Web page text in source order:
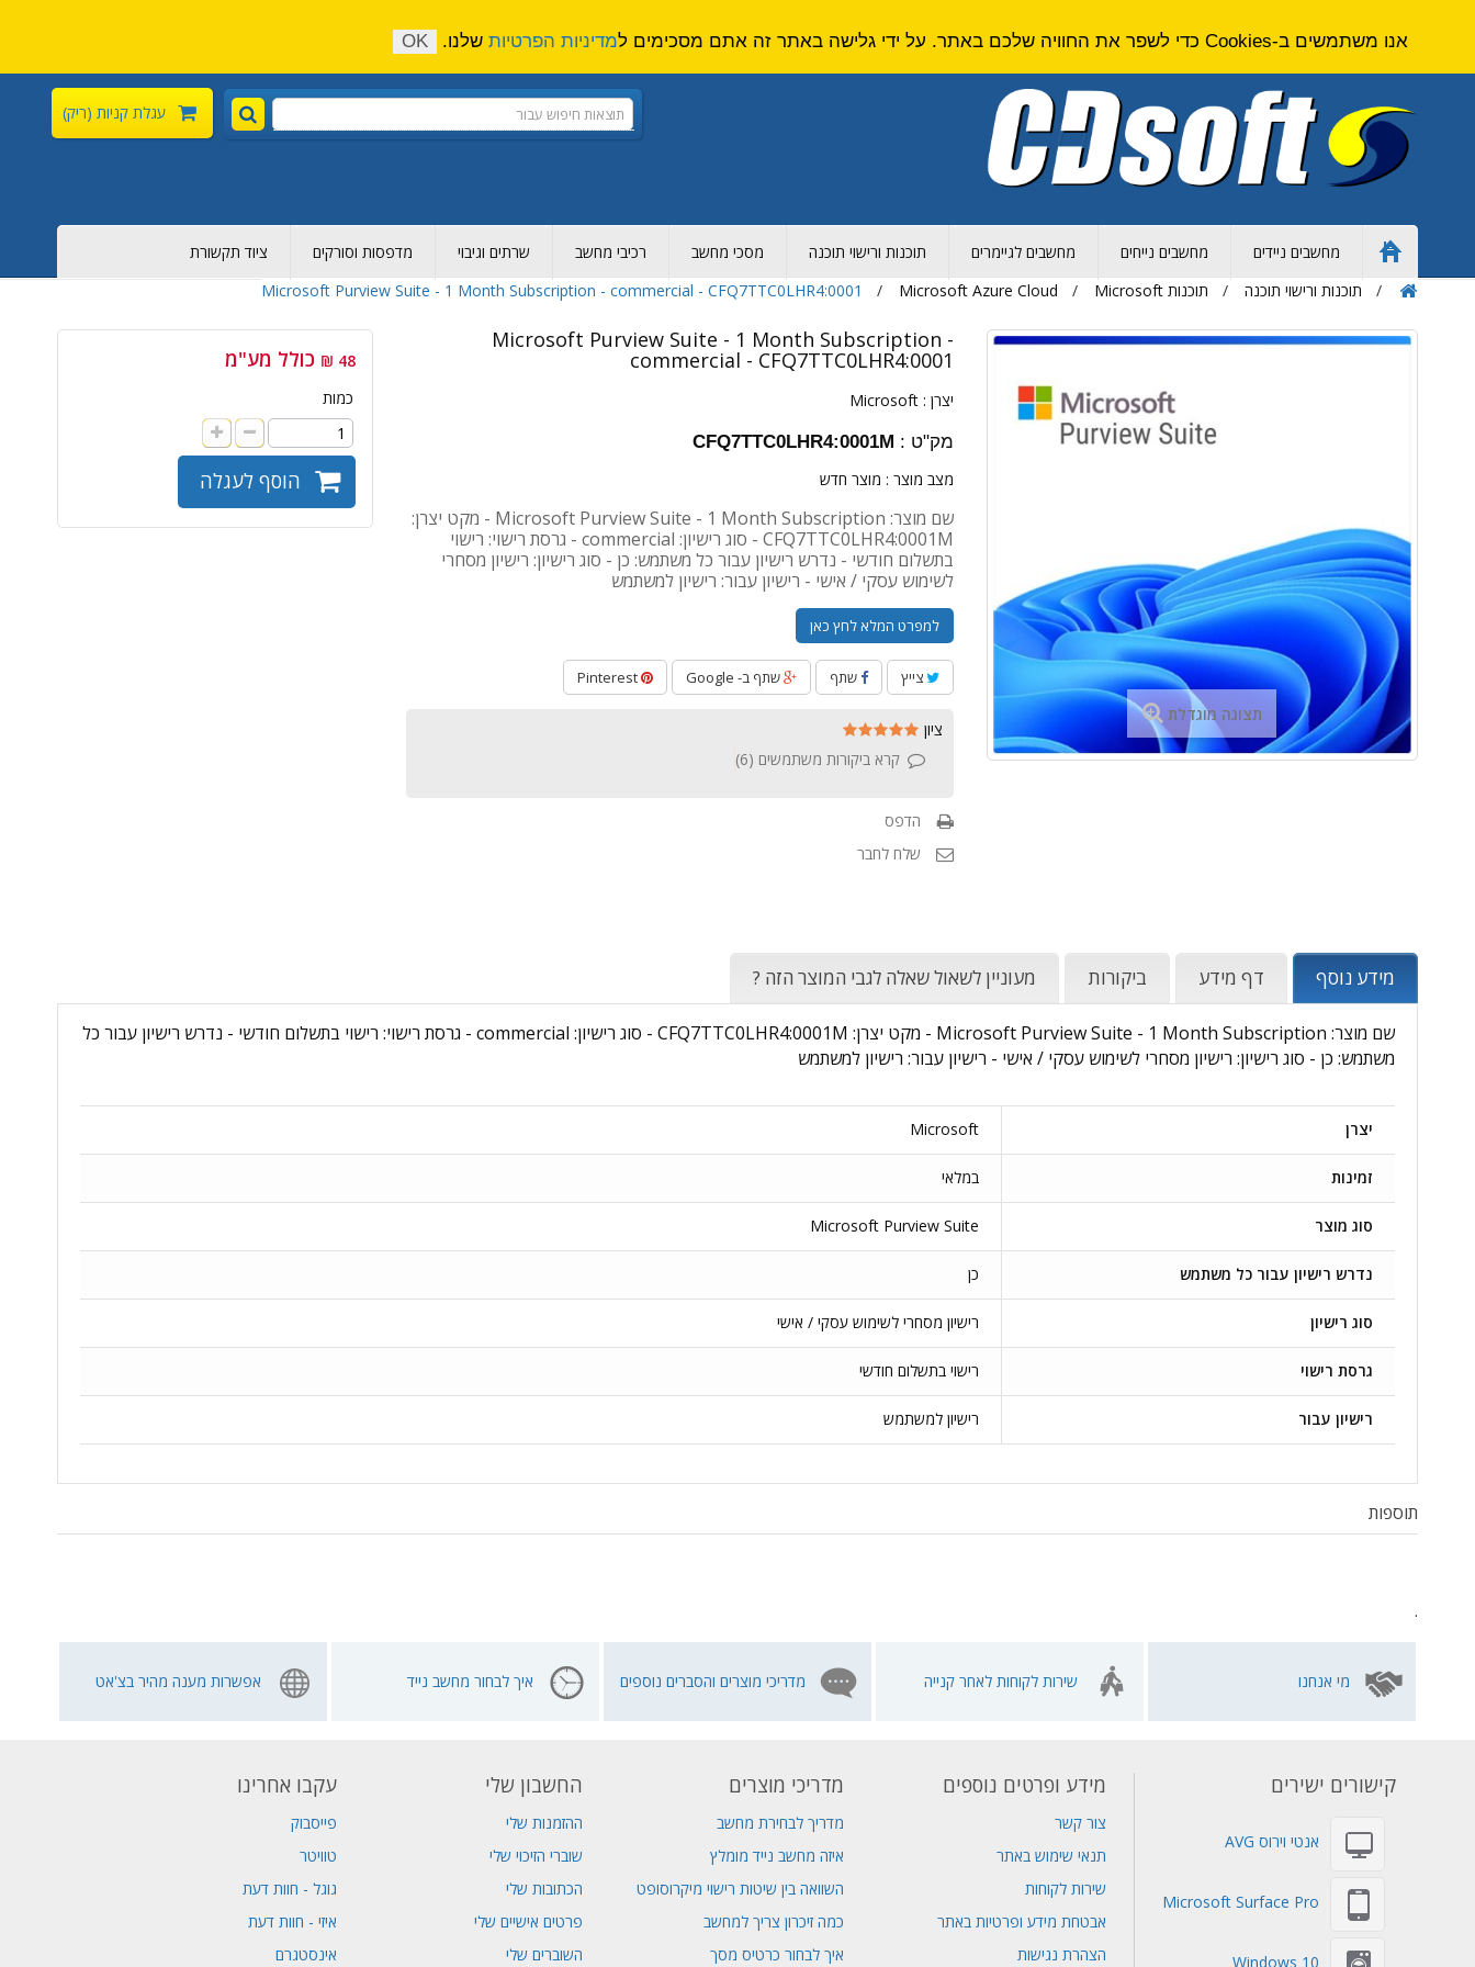
עגלת קניות (ריק)
Home
Page
מחשבים ניידים מחשבים נייחים מחשבים לגיימרים תוכנות ורישוי תוכנה מסכי מחשב רכיבי מחשב שרתים וגיבוי מדפסות וסורקים
ציוד תקשורת
תוכנות ורישוי תוכנה
תוכנות Microsoft Microsoft Azure Cloud
Microsoft Purview Suite - 1 Month Subscription - commercial - CFQ7TTC0LHR4:0001
תצוגה מוגדלת
Microsoft Purview Suite - 1 Month Subscription -
commercial - CFQ7TTC0LHR4:0001
יצרן :Microsoft
מק"ט : CFQ7TTC0LHR4:0001M
מצב מוצר : מוצר חדש
שם מוצר: Microsoft Purview Suite - 1 Month Subscription - מקט יצרן:
CFQ7TTC0LHR4:0001M - סוג רישיון: commercial - גרסת רישוי: רישוי
בתשלום חודשי - נדרש רישיון עבור כל משתמש: כן - סוג רישיון: רישיון מסחרי
לשימוש עסקי / אישי - רישיון עבור: רישיון למשתמש
למפרט המלא לחץ כאן
צייץ שתף שתף ב- Google Pinterest
ציון
קרא ביקורות משתמשים (6
)
הדפס
שלח לחבר
48 ₪ כולל מע"מ
כמות
הוסף לעגלה
מידע נוסף דף מידע ביקורות מעוניין לשאול שאלה לגבי המוצר הזה ?
שם מוצר: Microsoft Purview Suite - 1 Month Subscription - מקט יצרן: CFQ7TTC0LHR4:0001M - סוג רישיון: commercial - גרסת רישוי: רישוי בתשלום חודשי - נדרש רישיון עבור כל
משתמש: כן - סוג רישיון: רישיון מסחרי לשימוש עסקי / אישי - רישיון עבור: רישיון למשתמש
יצרן Microsoft
זמינות במלאי
סוג מוצר Microsoft Purview Suite
נדרש רישיון עבור כל משתמש כן
סוג רישיון רישיון מסחרי לשימוש עסקי / אישי
גרסת רישוי רישוי בתשלום חודשי
רישיון עבור רישיון למשתמש
תוספות
.
מי אנחנו שירות לקוחות לאחר קנייה מדריכי מוצרים והסברים נוספים איך לבחור מחשב נייד אפשרות מענה מהיר בצ'אט
קישורים ישירים
אנטי וירוס AVG
Microsoft Surface Pro
Windows 10
מידע ופרטים נוספים
צור קשר
תנאי שימוש באתר
שירות לקוחות
אבטחת מידע ופרטיות באתר
הצהרת נגישות
מדריכי מוצרים
מדריך לבחירת מחשב
איזה מחשב נייד מומלץ
השוואה בין שיטות רישוי מיקרוסופט
כמה זיכרון צריך למחשב
איך לבחור כרטיס מסך
החשבון שלי
ההזמנות שלי
שוברי הזיכוי שלי
הכתובות שלי
פרטים אישיים שלי
השוברים שלי
עקבו אחרינו
פייסבוק
טוויטר
גוגל - חוות דעת
איזי - חוות דעת
אינסטגרם
אנו משתמשים ב-Cookies כדי לשפר את החוויה שלכם באתר. על ידי גלישה באתר זה אתם מסכימים ל מדיניות הפרטיות שלנו. OK